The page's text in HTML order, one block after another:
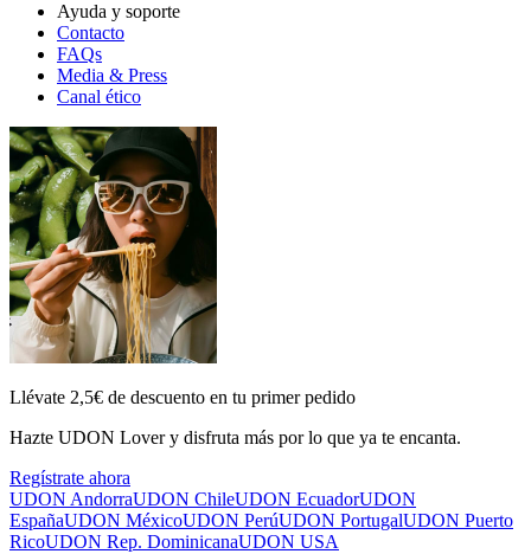
Ayuda y soporte
Contacto
FAQs
Media & Press
Canal ético
Llévate 2,5€ de descuento en tu primer pedido
Hazte UDON Lover y disfruta más por lo que ya te encanta.
Regístrate ahora
UDON AndorraUDON ChileUDON EcuadorUDON
EspañaUDON MéxicoUDON PerúUDON PortugalUDON Puerto
RicoUDON Rep. DominicanaUDON USA